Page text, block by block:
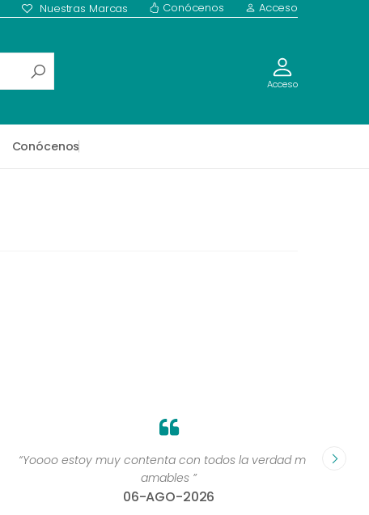
Nuestras Marcas Conócenos Acceso
Acceso
Conócenos
“Yoooo estoy muy contenta con todos la verdad muy
amables ”
06-AGO-2026